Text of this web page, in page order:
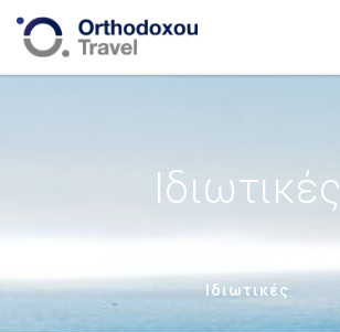
Ιδιωτικές
Ιδιωτικές